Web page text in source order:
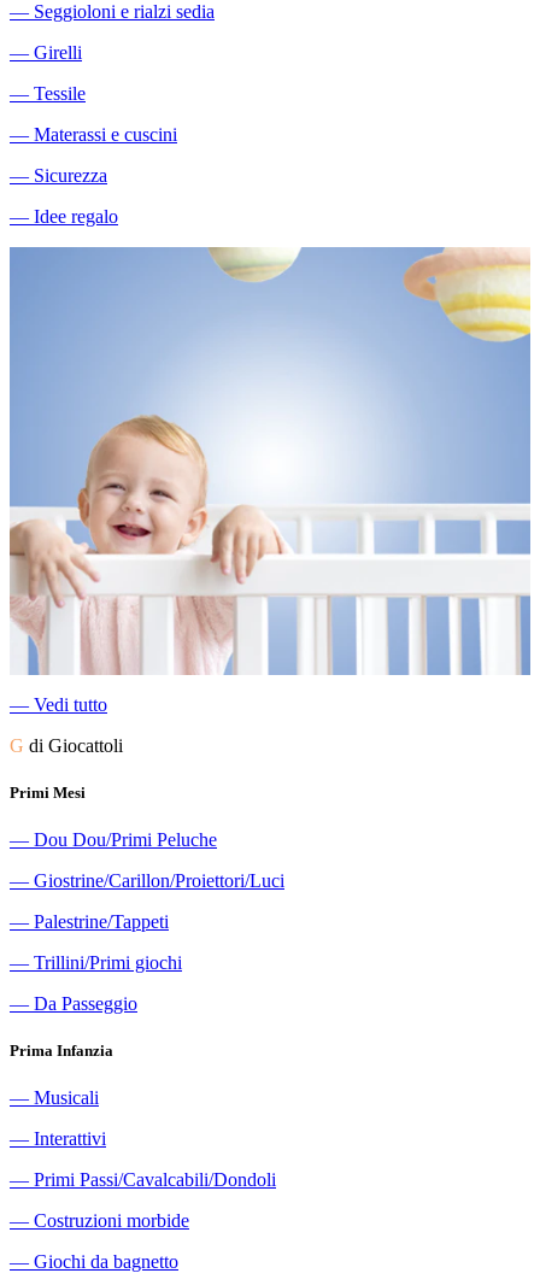
― Seggioloni e rialzi sedia
― Girelli
― Tessile
― Materassi e cuscini
― Sicurezza
― Idee regalo
― Vedi tutto
G di Giocattoli
Primi Mesi
― Dou Dou/Primi Peluche
― Giostrine/Carillon/Proiettori/Luci
― Palestrine/Tappeti
― Trillini/Primi giochi
― Da Passeggio
Prima Infanzia
― Musicali
― Interattivi
― Primi Passi/Cavalcabili/Dondoli
― Costruzioni morbide
― Giochi da bagnetto